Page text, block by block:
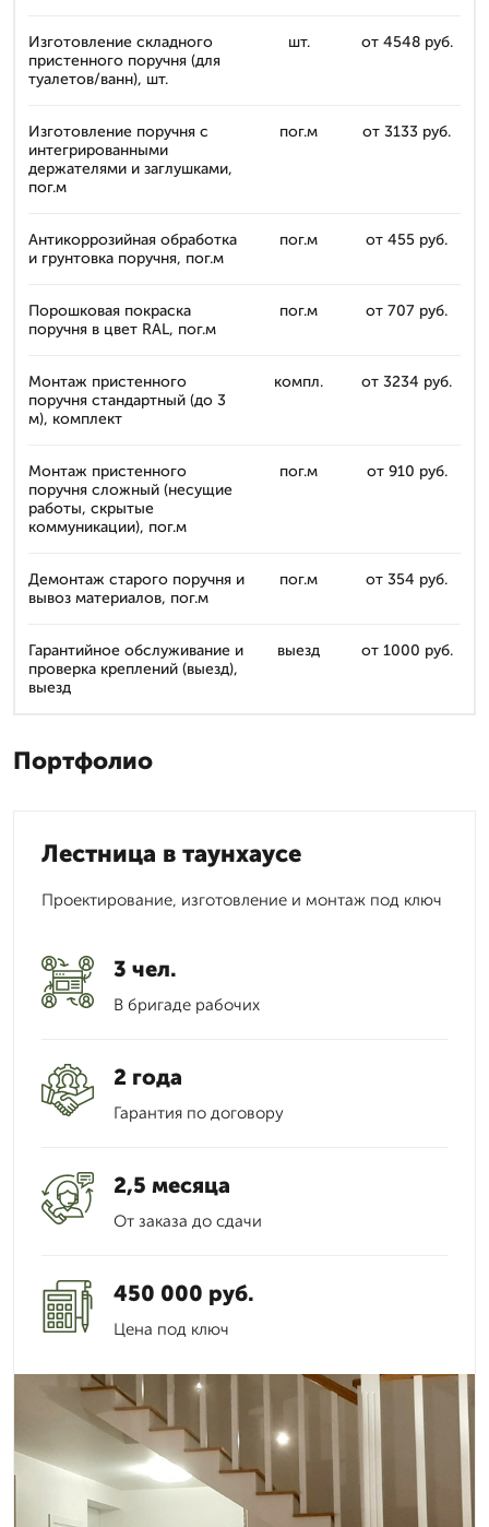
Изготовление складного
пристенного поручня (для
туалетов/ванн), шт.
шт. от 4548 руб.
Изготовление поручня с
интегрированными
держателями и заглушками,
пог.м
пог.м от 3133 руб.
Антикоррозийная обработка
и грунтовка поручня, пог.м
пог.м от 455 руб.
Порошковая покраска
поручня в цвет RAL, пог.м
пог.м от 707 руб.
Монтаж пристенного
поручня стандартный (до 3
м), комплект
компл. от 3234 руб.
Монтаж пристенного
поручня сложный (несущие
работы, скрытые
коммуникации), пог.м
пог.м от 910 руб.
Демонтаж старого поручня и
вывоз материалов, пог.м
пог.м от 354 руб.
Гарантийное обслуживание и
проверка креплений (выезд),
выезд
выезд от 1000 руб.
Портфолио
Лестница в таунхаусе
Проектирование, изготовление и монтаж под ключ
3 чел.
В бригаде рабочих
2 года
Гарантия по договору
2,5 месяца
От заказа до сдачи
450 000 руб.
Цена под ключ